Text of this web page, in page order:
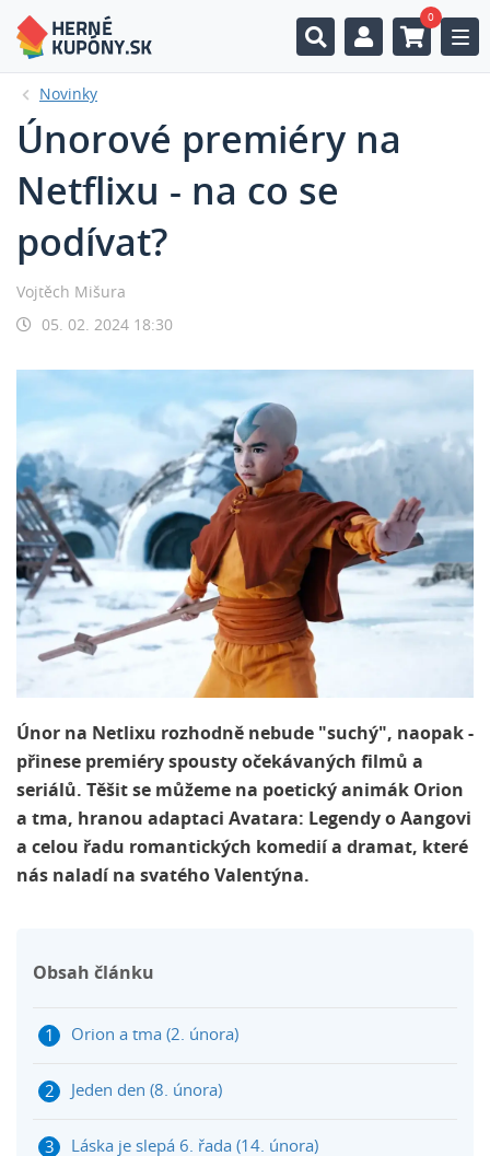
0
Novinky
Únorové premiéry na
Netflixu - na co se
podívat?
Vojtěch Mišura
05. 02. 2024 18:30
Únor na Netlixu rozhodně nebude "suchý", naopak -
přinese premiéry spousty očekávaných filmů a
seriálů. Těšit se můžeme na poetický animák Orion
a tma, hranou adaptaci Avatara: Legendy o Aangovi
a celou řadu romantických komedií a dramat, které
nás naladí na svatého Valentýna.
Obsah článku
Orion a tma (2. února)
Jeden den (8. února)
Láska je slepá 6. řada (14. února)